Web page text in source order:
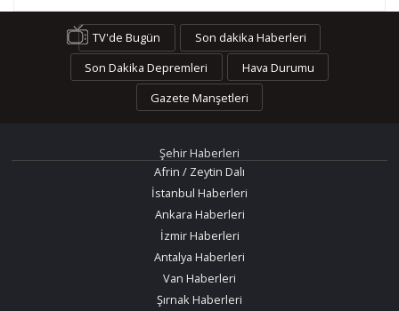
TV'de Bugün
Son dakika Haberleri
Son Dakika Depremleri
Hava Durumu
Gazete Manşetleri
Şehir Haberleri
Afrin / Zeytin Dalı
İstanbul Haberleri
Ankara Haberleri
İzmir Haberleri
Antalya Haberleri
Van Haberleri
Şırnak Haberleri